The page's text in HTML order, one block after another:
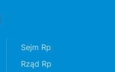
Sejm Rp
Rząd Rp